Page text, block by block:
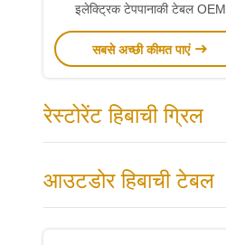
इलेक्ट्रिक टेपपानाकी टेबल OEM
सबसे अच्छी कीमत पाएं
रेस्टोरेंट हिबाची ग्रिल
आउटडोर हिबाची टेबल